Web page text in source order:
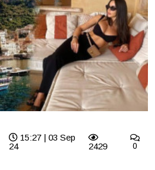
15:27 | 03 Sep
24
2429 0